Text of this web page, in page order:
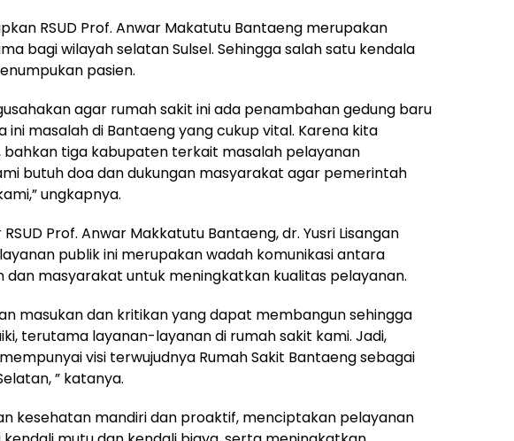
RSUD Prof. Anwar Makatutu Bantaeng merupakan
bagi wilayah selatan Sulsel. Sehingga salah satu kendala
pasien.
agar rumah sakit ini ada penambahan gedung baru
ini masalah di Bantaeng yang cukup vital. Karena kita
bahkan tiga kabupaten terkait masalah pelayanan
butuh doa dan dukungan masyarakat agar pemerintah
ungkapnya.
Prof. Anwar Makkatutu Bantaeng, dr. Yusri Lisangan
publik ini merupakan wadah komunikasi antara
dan masyarakat untuk meningkatkan kualitas pelayanan.
masukan dan kritikan yang dapat membangun sehingga
terutama layanan-layanan di rumah sakit kami. Jadi,
visi terwujudnya Rumah Sakit Bantaeng sebagai
” katanya.
kesehatan mandiri dan proaktif, menciptakan pelayanan